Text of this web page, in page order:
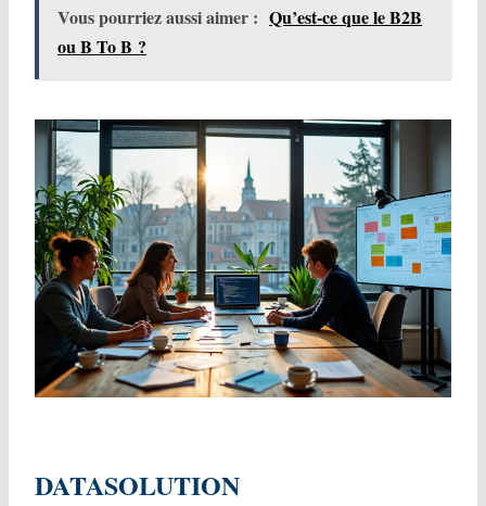
Vous pourriez aussi aimer : Qu’est-ce que le B2B
ou B To B ?
DATASOLUTION